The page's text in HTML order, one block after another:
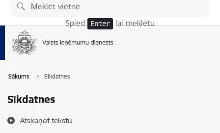
Pāriet uz lapas saturu
Spied Enter lai meklētu
Sākums Sīkdatnes
Sīkdatnes
Atskaņot tekstu